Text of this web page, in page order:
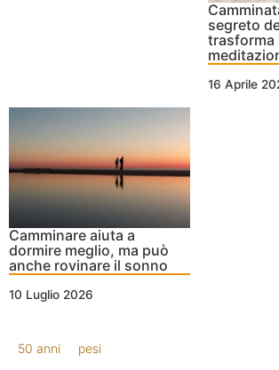
segreto
trasforma
16 Aprile
Camminare aiuta a
dormire meglio, ma può
anche rovinare il sonno
10 Luglio 2026
50 anni pesi